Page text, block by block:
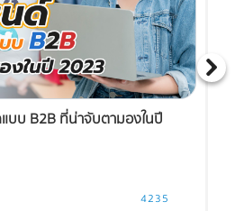
บบ B2B ที่น่าจับตามองในปี
4235